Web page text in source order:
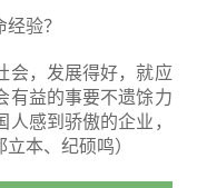
验？
会，发展得好，就应
有益的事要不遗馀力
感到骄傲的企业，
本、纪硕鸣）